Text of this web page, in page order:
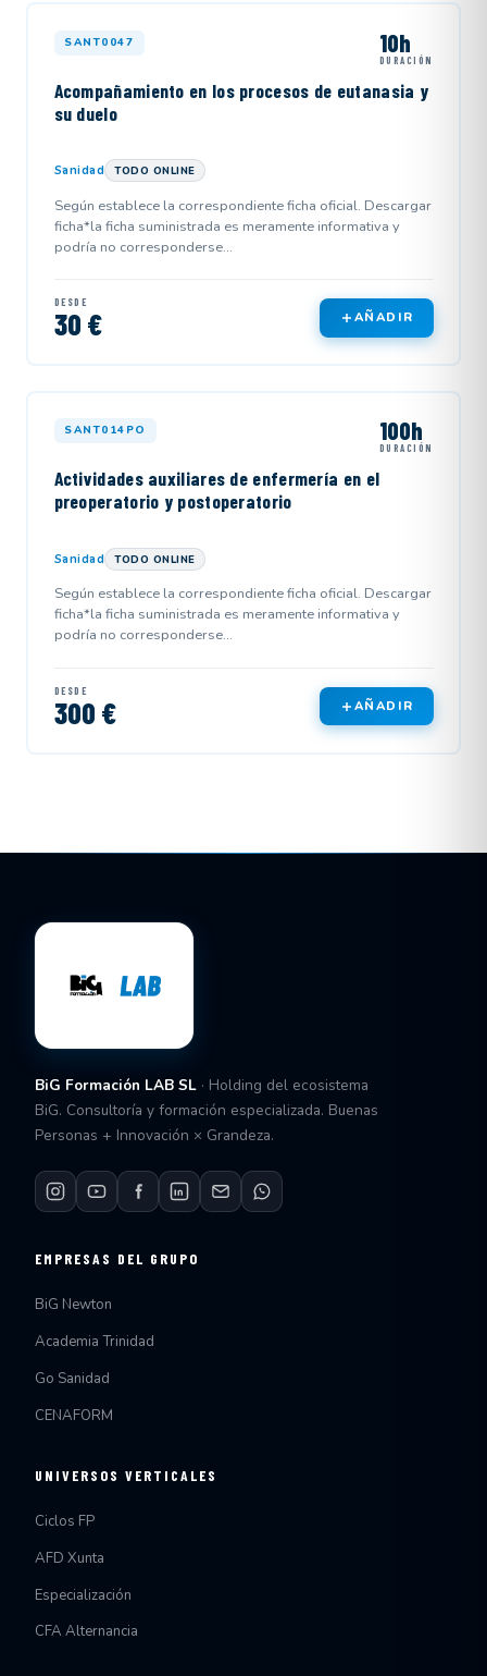
SANT0047 10h
DURACIÓN
Acompañamiento en los procesos de eutanasia y
su duelo
Sanidad TODO ONLINE
Según establece la correspondiente ficha oficial. Descargar
ficha*la ficha suministrada es meramente informativa y
podría no corresponderse...
DESDE
30 € AÑADIR
SANT014PO 100h
DURACIÓN
Actividades auxiliares de enfermería en el
preoperatorio y postoperatorio
Sanidad TODO ONLINE
Según establece la correspondiente ficha oficial. Descargar
ficha*la ficha suministrada es meramente informativa y
podría no corresponderse...
DESDE
300 € AÑADIR
BiG Formación LAB SL · Holding del ecosistema
BiG. Consultoría y formación especializada. Buenas
Personas + Innovación × Grandeza.
EMPRESAS DEL GRUPO
BiG Newton
Academia Trinidad
Go Sanidad
CENAFORM
UNIVERSOS VERTICALES
Ciclos FP
AFD Xunta
Especialización
CFA Alternancia